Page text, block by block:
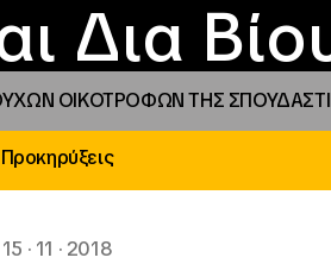
Δια
καιΕστίες
ΟΙΚΟΤΡΟΦΩΝ ΤΗΣ
Προκηρύξεις
15 · 11 · 2018